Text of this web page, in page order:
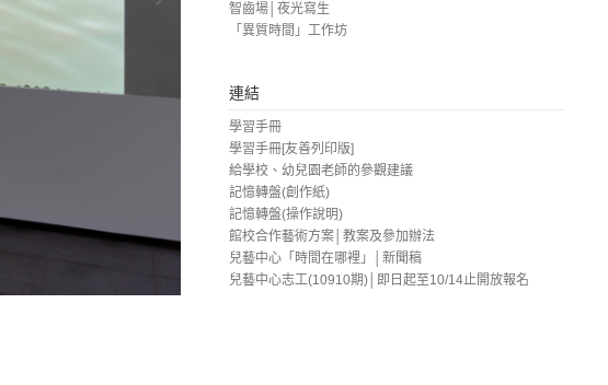
智齒場│夜光寫生
「異質時間」工作坊
連結
學習手冊
學習手冊[友善列印版]
給學校、幼兒園老師的參觀建議
記憶轉盤(創作紙)
記憶轉盤(操作說明)
館校合作藝術方案│教案及參加辦法
兒藝中心「時間在哪裡」│新聞稿
兒藝中心志工(10910期)│即日起至10/14止開放報名